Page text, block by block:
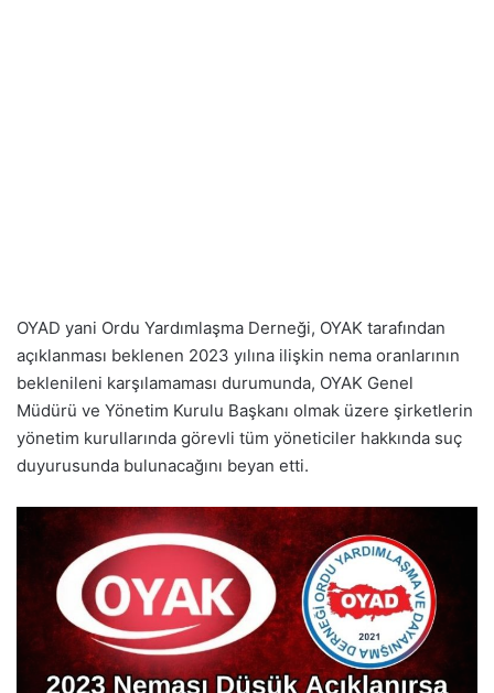
OYAD yani Ordu Yardımlaşma Derneği, OYAK tarafından
açıklanması beklenen 2023 yılına ilişkin nema oranlarının
beklenileni karşılamaması durumunda, OYAK Genel
Müdürü ve Yönetim Kurulu Başkanı olmak üzere şirketlerin
yönetim kurullarında görevli tüm yöneticiler hakkında suç
duyurusunda bulunacağını beyan etti.